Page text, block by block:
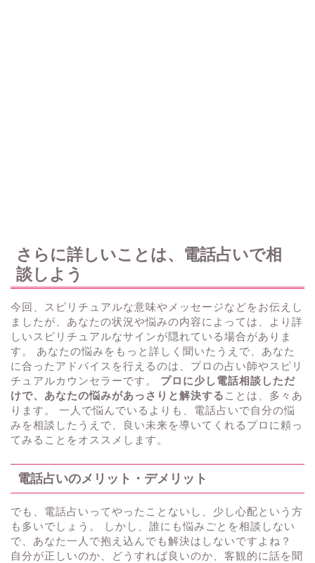
さらに詳しいことは、電話占いで相
談しよう
今回、スピリチュアルな意味やメッセージなどをお伝えし
ましたが、あなたの状況や悩みの内容によっては、より詳
しいスピリチュアルなサインが隠れている場合がありま
す。 あなたの悩みをもっと詳しく聞いたうえで、あなた
に合ったアドバイスを行えるのは、プロの占い師やスピリ
チュアルカウンセラーです。 プロに少し電話相談しただ
けで、あなたの悩みがあっさりと解決する ことは、多々あ
ります。 一人で悩んでいるよりも、電話占いで自分の悩
みを相談したうえで、良い未来を導いてくれるプロに頼っ
てみることをオススメします。
電話占いのメリット・デメリット
でも、電話占いってやったことないし、少し心配という方
も多いでしょう。 しかし、誰にも悩みごとを相談しない
で、あなた一人で抱え込んでも解決はしないですよね？
自分が正しいのか、どうすれば良いのか、客観的に話を聞